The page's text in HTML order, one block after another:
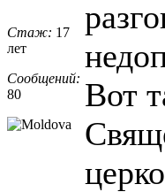
Стаж: 17
лет
Сообщений:
80
Вот